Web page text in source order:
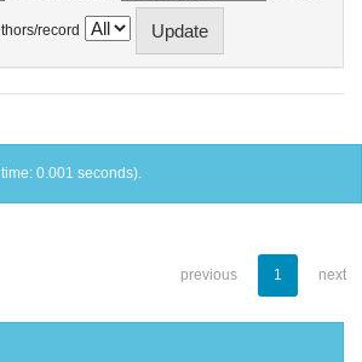
record
0.001 seconds).
previous 1 next